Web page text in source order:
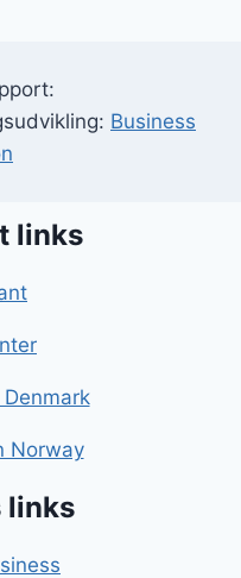
Business
links
Norway
links